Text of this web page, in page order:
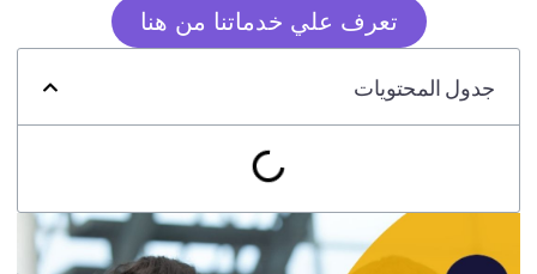
تعرف علي خدماتنا من هنا
جدول المحتويات